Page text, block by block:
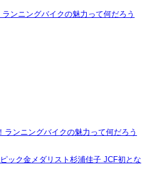
ンニングバイクの魅力って何だろう
ンニングバイクの魅力って何だろう
ック金メダリスト杉浦佳子 JCF初とな